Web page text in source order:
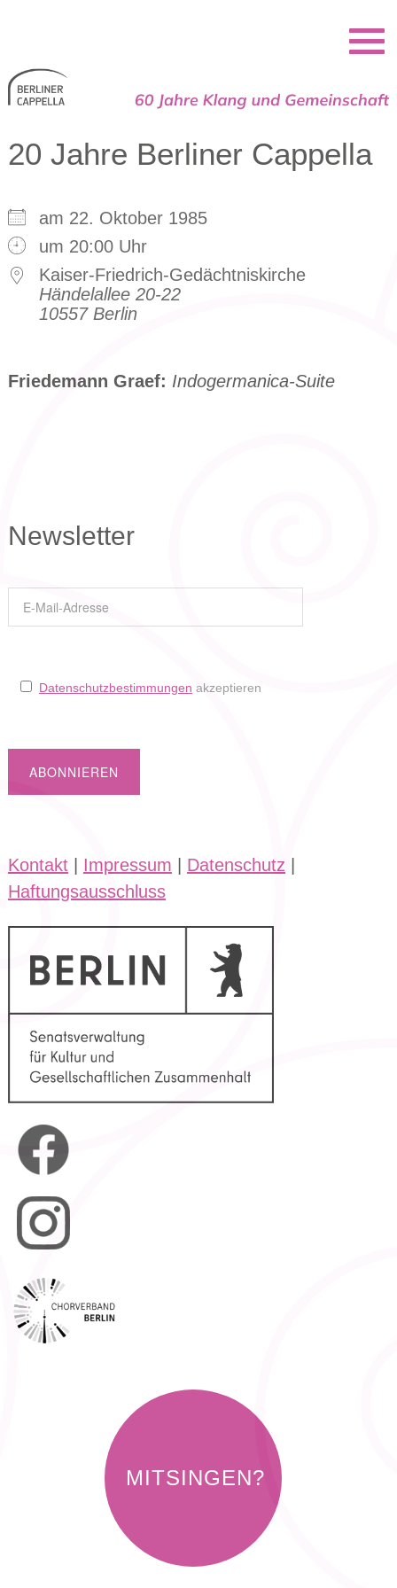
20 Jahre Berliner Cappella
am 22. Oktober 1985
um 20:00 Uhr
Kaiser-Friedrich-Gedächtniskirche
Händelallee 20-22
10557 Berlin
Friedemann Graef: Indogermanica-Suite
Newsletter
Datenschutzbestimmungen akzeptieren
Kontakt| Impressum Datenschutz
Haftungsausschluss
MITSINGEN?